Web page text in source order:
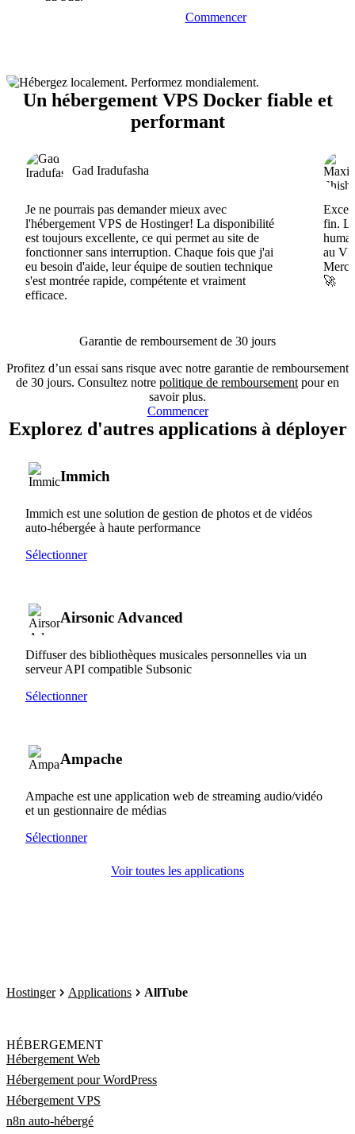
Commencer
Un hébergement VPS Docker fiable et
performant
Gad Iradufasha
Je ne pourrais pas demander mieux avec
l'hébergement VPS de Hostinger! La disponibilité
est toujours excellente, ce qui permet au site de
fonctionner sans interruption. Chaque fois que j'ai
eu besoin d'aide, leur équipe de soutien technique
s'est montrée rapide, compétente et vraiment
efficace.
fin.
au
Merci
🚀
Garantie de remboursement de 30 jours
Profitez d’un essai sans risque avec notre garantie de remboursement
de 30 jours. Consultez notre politique de remboursement pour en
savoir plus.
Commencer
Explorez d'autres applications à déployer
Immich
Immich est une solution de gestion de photos et de vidéos
auto-hébergée à haute performance
Sélectionner
Airsonic Advanced
Diffuser des bibliothèques musicales personnelles via un
serveur API compatible Subsonic
Sélectionner
Ampache
Ampache est une application web de streaming audio/vidéo
et un gestionnaire de médias
Sélectionner
Voir toutes les applications
Hostinger Applications AllTube
HÉBERGEMENT
Hébergement Web
Hébergement pour WordPress
Hébergement VPS
n8n auto-hébergé